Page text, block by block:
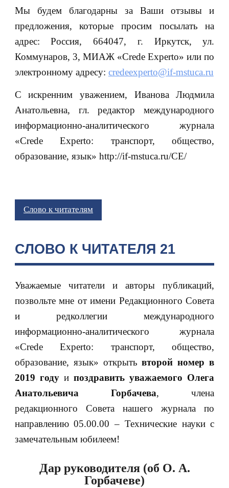
Мы будем благодарны за Ваши отзывы и
предложения, которые просим посылать на
адрес: Россия, 664047, г. Иркутск, ул.
Коммунаров, 3, МИАЖ «Crede Experto» или по
электронному адресу: credeexperto@if-mstuca.ru
С искренним уважением, Иванова Людмила
Анатольевна, гл. редактор международного
информационно-аналитического журнала
«Crede Experto: транспорт, общество,
образование, язык» http://if-mstuca.ru/CE/
Слово к читателям
СЛОВО К ЧИТАТЕЛЯ 21
Уважаемые читатели и авторы публикаций,
позвольте мне от имени Редакционного Совета
и редколлегии международного
информационно-аналитического журнала
«Crede Experto: транспорт, общество,
образование, язык» открытьвторой номер в
2019 годуипоздравить уважаемого Олега
Анатольевича Горбачева, члена
редакционного Совета нашего журнала по
направлению 05.00.00 – Технические науки с
замечательным юбилеем!
Дар руководителя (об О. А.
Горбачеве)